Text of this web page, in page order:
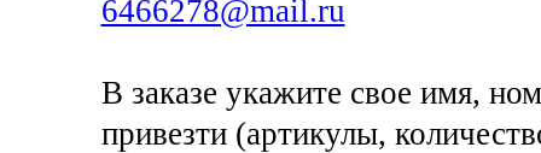
6466278@mail.ru
В заказе укажите свое имя,
привезти (артикулы,